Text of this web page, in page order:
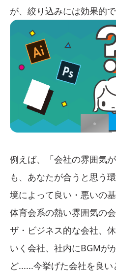
が、絞り込みには効果的で
例えば、「会社の雰囲気
も、あなたが合うと思う
境によって良い・悪いの
体育会系の熱い雰囲気の
ザ・ビジネス的な会社、
いく会社、社内にBGMが
ど......今挙げた会社を良